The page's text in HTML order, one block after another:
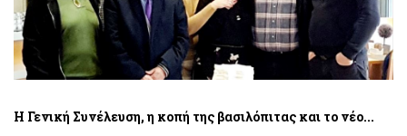
Η Γενική Συνέλευση, η κοπή της βασιλόπιτας και το νέο...